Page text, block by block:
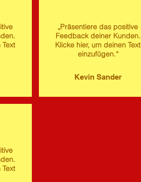
„Präsentiere das positive
Feedback deiner Kunden.
Klicke hier, um deinen Text
einzufügen.“
Kevin Sander